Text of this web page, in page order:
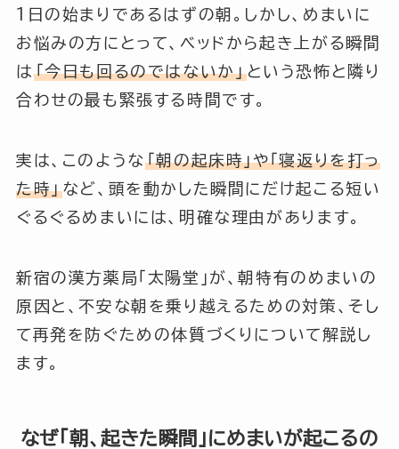
1日の始まりであるはずの朝。しかし、めまいに
お悩みの方にとって、ベッドから起き上がる瞬間
は 「今日も回るのではないか」という恐怖と隣り
合わせの最も緊張する時間です。
実は、このような 「朝の起床時」や「寝返りを打っ
た時」など、頭を動かした瞬間にだけ起こる短い
ぐるぐるめまいには、明確な理由があります。
新宿の漢方薬局「太陽堂」が、朝特有のめまいの
原因と、不安な朝を乗り越えるための対策、そし
て再発を防ぐための体質づくりについて解説し
ます。
なぜ「朝、起きた瞬間」にめまいが起こるの